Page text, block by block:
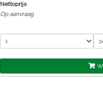
Nettoprijs
Op aanvraag